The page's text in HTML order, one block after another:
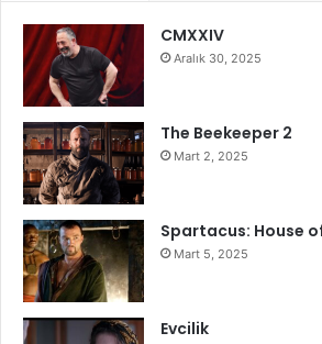
CMXXIV
Aralık 30, 2025
The Beekeeper 2
Mart 2, 2025
Spartacus: House
Mart 5, 2025
Evcilik